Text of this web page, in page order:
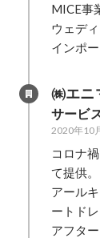
MICE事
ウェデ
インポ
㈱エニ
サービ
2020年10
コロナ
て提供。
アール
ートド
アフタ